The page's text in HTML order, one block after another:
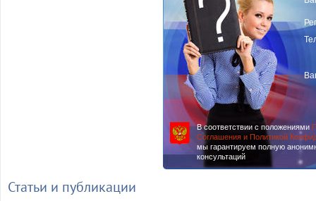
В соответствии с положениями
Соглашения и Политикой
мы гарантируем полную
консультаций
Статьи и публикации